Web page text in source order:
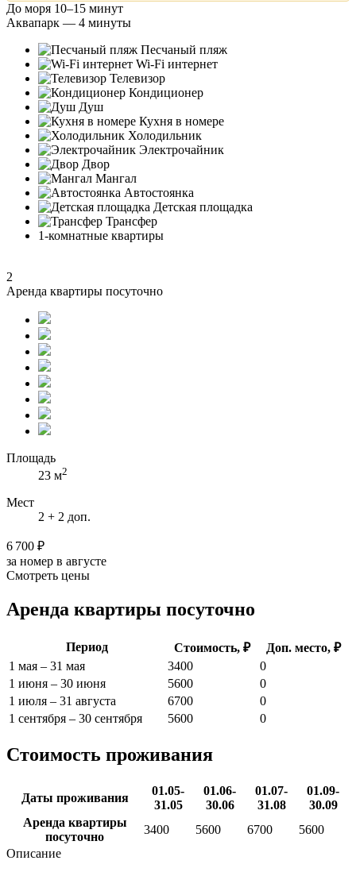
До моря 10–15 минут
Аквапарк — 4 минуты
Песчаный пляж
Wi-Fi интернет
Телевизор
Кондиционер
Душ
Кухня в номере
Холодильник
Электрочайник
Двор
Мангал
Автостоянка
Детская площадка
Трансфер
1-комнатные квартиры
2
Аренда квартиры посуточно
Площадь
23 м2
Мест
2 + 2 доп.
6 700 ₽
за номер в августе
Смотреть цены
Аренда квартиры посуточно
Период Стоимость, ₽
Доп. место, ₽
1 мая – 31 мая
3400
0
1 июня – 30 июня
5600
0
1 июля – 31 августа
6700
0
1 сентября – 30 сентября
5600 0
Стоимость проживания
Даты проживания
01.05-
31.05
01.06-
30.06
01.07-
31.08
01.09-
30.09
Аренда квартиры
посуточно
3400 5600 6700
5600
Описание